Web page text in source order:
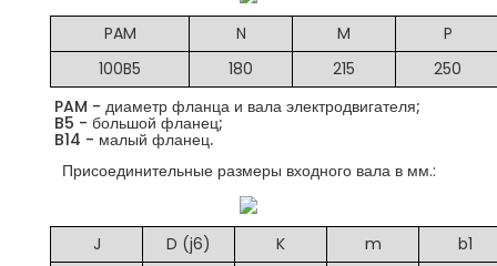
PAM N M
P
100B5
180 215
250
PAM - диаметр фланца и вала электродвигателя;
B5 - большой фланец;
B14 - малый фланец.
Присоединительные размеры входного вала в мм.:
J D (j6) K m
b1